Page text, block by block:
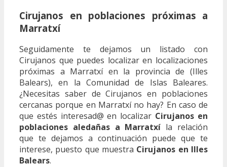
Cirujanos en poblaciones próximas a
Marratxí
Seguidamente te dejamos un listado con
Cirujanos que puedes localizar en localizaciones
próximas a Marratxí en la provincia de (Illes
Balears), en la Comunidad de Islas Baleares.
¿Necesitas saber de Cirujanos en poblaciones
cercanas porque en Marratxí no hay? En caso de
que estés interesad@ en localizar Cirujanos en
poblaciones aledañas a Marratxí la relación
que te dejamos a continuación puede que te
interese, puesto que muestra Cirujanos en Illes
Balears.